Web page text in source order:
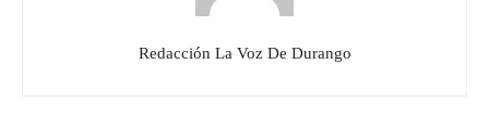
Redacción La Voz De Durango